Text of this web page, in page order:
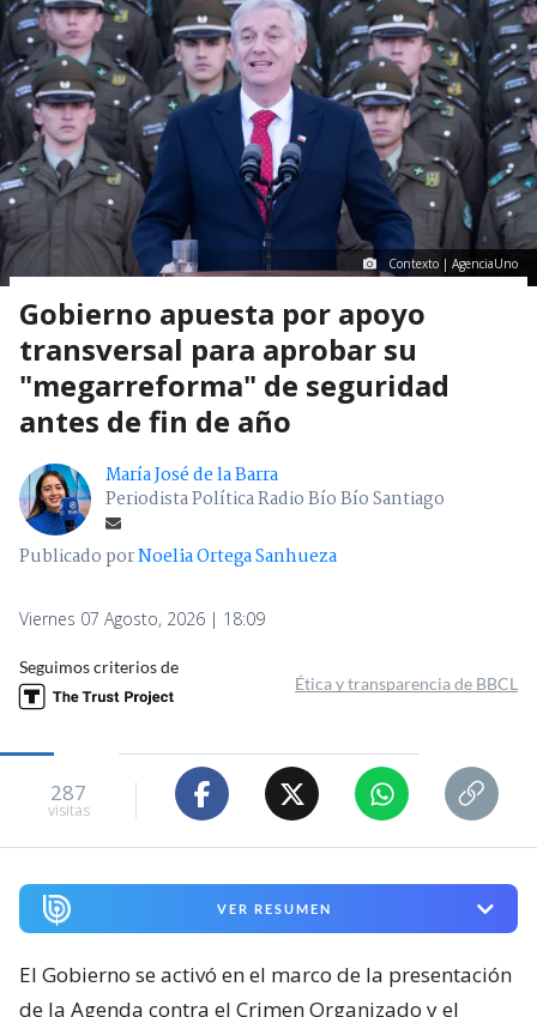
Contexto | AgenciaUno
Gobierno apuesta por apoyo
transversal para aprobar su
"megarreforma" de seguridad
antes de fin de año
María José de la Barra
Periodista Política Radio Bío Bío Santiago
Publicado porNoelia Ortega Sanhueza
Viernes 07 Agosto, 2026 | 18:09
Seguimos criterios de
Ética y transparencia de BBCL
287
visitas
VER RESUMEN
El Gobierno se activó en el marco de la presentación
de la Agenda contra el Crimen Organizado y el